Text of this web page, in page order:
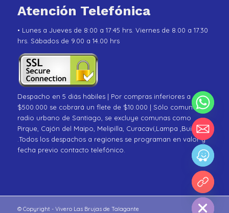
Atención Telefónica
• Lunes a Jueves de 8:00 a 17:45 hrs. Viernes de 8.00 a 17.30
hrs. Sábados de 9.00 a 14.00 hrs
Despacho en 5 diás hábiles | Por compras inferiores a
$500.000 se cobrará un flete de $10.000 | Sólo comunas de
radio urbano de Santiago, se excluye comunas como
Pirque, Cajón del Maipo, Melipilla, Curacaví,Lampa ,Buin
.Todos los despachos a regiones se programan en valor y
fecha previo contacto telefónico.
© Copyright - Vivero Las Brujas de Talagante
Hide
chaty